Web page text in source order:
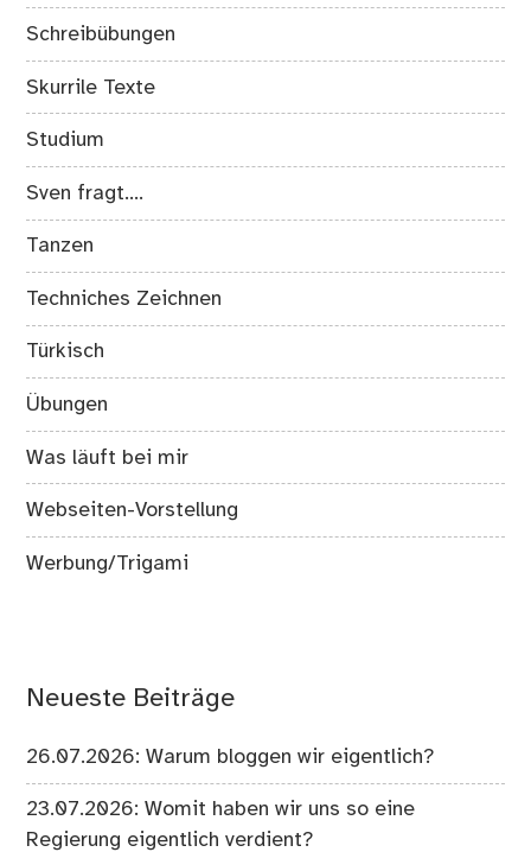
Schreibübungen
Skurrile Texte
Studium
Sven fragt….
Tanzen
Techniches Zeichnen
Türkisch
Übungen
Was läuft bei mir
Webseiten-Vorstellung
Werbung/Trigami
Neueste Beiträge
26.07.2026: Warum bloggen wir eigentlich?
23.07.2026: Womit haben wir uns so eine
Regierung eigentlich verdient?